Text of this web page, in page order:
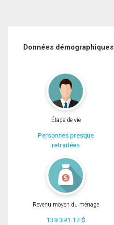
Données démographiques
Étape de vie
Personnes presque
retraitées
Revenu moyen du ménage
139 391.17 $